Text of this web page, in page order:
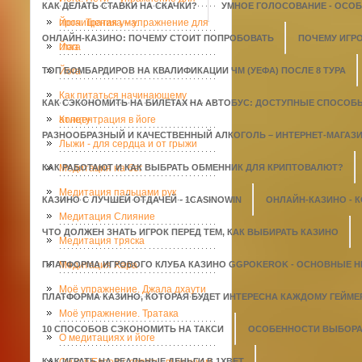
КАК ДЕЛАТЬ СТАВКИ НА СКАЧКИ? УМНОЕ ГОЛОСОВАНИЕ -
ОНЛАЙН-КАЗИНО: ПОЧЕМУ СТОИТ ПОПРОБОВАТЬ ПОЧЕМУ
ТОП БОМБАРДИРОВ НА КВАЛИФИКАЦИИ ЧМ (УЕФА) ПОСЛЕ 8 ТУРА
КАК СЭКОНОМИТЬ НА БИЛЕТАХ НА АВТОБУС: ДОСТУПНЫЕ
РАЗНООБРАЗНЫЙ И КАЧЕСТВЕННЫЙ АЛКОГОЛЬ – ИНТЕРНЕТ-
КАК РАБОТАЮТ И КАК ВЫБРАТЬ ОБМЕННИК ДЛЯ КРИПТОВАЛЮТ?
КАЗИНО С ЛУЧШЕЙ ОТДАЧЕЙ - 1СASINOWIN ОНЛАЙН-КАЗИНО -
ЧТО ДОЛЖЕН ЗНАТЬ ИГРОК ПЕРЕД ТЕМ, КАК ВЫБИРАТЬ КАЗИНО
ПЛАТФОРМА ИГРОВОГО КЛУБА КАЗИНО GGPOKEROK -
ПЛАТФОРМА КАЗИНО, КОТОРАЯ БУДЕТ ИНТЕРЕСНА КАЖДОМУ
10 СПОСОБОВ СЭКОНОМИТЬ НА ТАКСИ ОСОБЕННОСТИ
прочищения ума.
Йога. Тратака – упражнение для
глаз
Йога
Йога
Как питаться начинающему
атлету
Концентрация в йоге
Лыжи - для сердца и от грыжи
Медитация на бег
Медитация пальцами рук
Медитация Слияние
Медитация тряска
Медитация Хара
Моё упражнение. Джала дхаути
Моё упражнение. Тратака
О медитациях и йоге